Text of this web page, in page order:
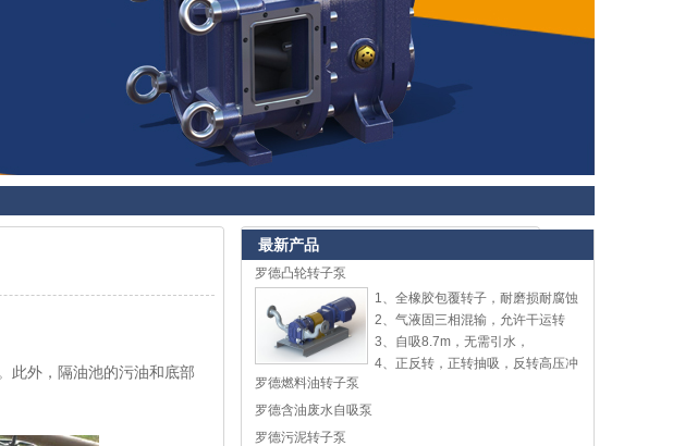
此外，隔油池的污油和底部
最新产品
罗德凸轮转子泵
1、全橡胶包覆转子，耐磨损耐腐蚀
2、气液固三相混输，允许干运转
3、自吸8.7m，无需引水，
4、正反转，正转抽吸，反转高压冲
罗德燃料油转子泵
罗德含油废水自吸泵
罗德污泥转子泵